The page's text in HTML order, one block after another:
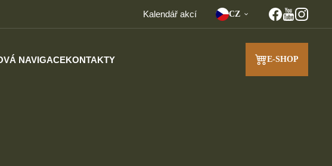
Kalendář akcí CZ
NAVIGACEKONTAKTY E-SHOP